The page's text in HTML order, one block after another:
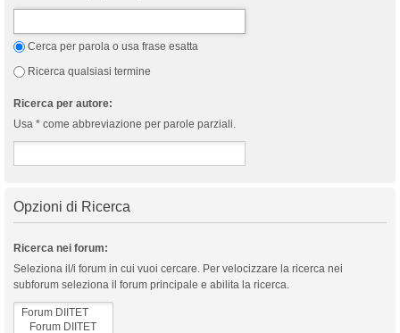
Cerca per parola o usa frase esatta
Ricerca qualsiasi termine
Ricerca per autore:
Usa * come abbreviazione per parole parziali.
Opzioni di Ricerca
Ricerca nei forum:
Seleziona il/i forum in cui vuoi cercare. Per velocizzare la ricerca nei
subforum seleziona il forum principale e abilita la ricerca.